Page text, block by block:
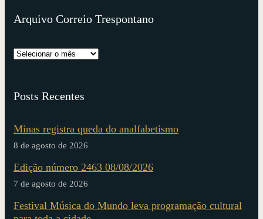
Arquivo Correio Trespontano
Posts Recentes
Minas registra queda do analfabetismo
8 de agosto de 2026
Edição número 2463 08/08/2026
7 de agosto de 2026
Festival Música do Mundo leva programação cultural